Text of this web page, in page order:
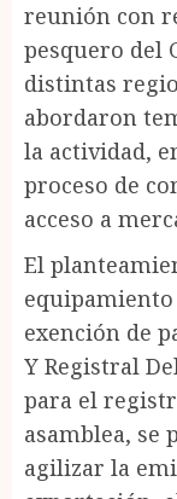
reunión con
pesquero del
distintas
abordaron
la actividad,
proceso de
acceso a
El
exención de
Y Registral
para el
asamblea, se
agilizar la